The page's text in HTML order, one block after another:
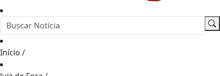
Início /